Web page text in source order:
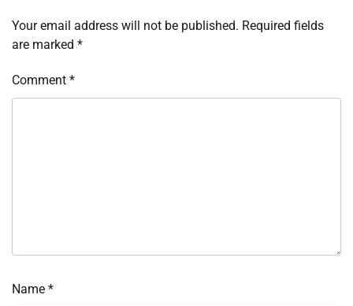
Your email address will not be published. Required fields
are marked *
Comment *
Name *